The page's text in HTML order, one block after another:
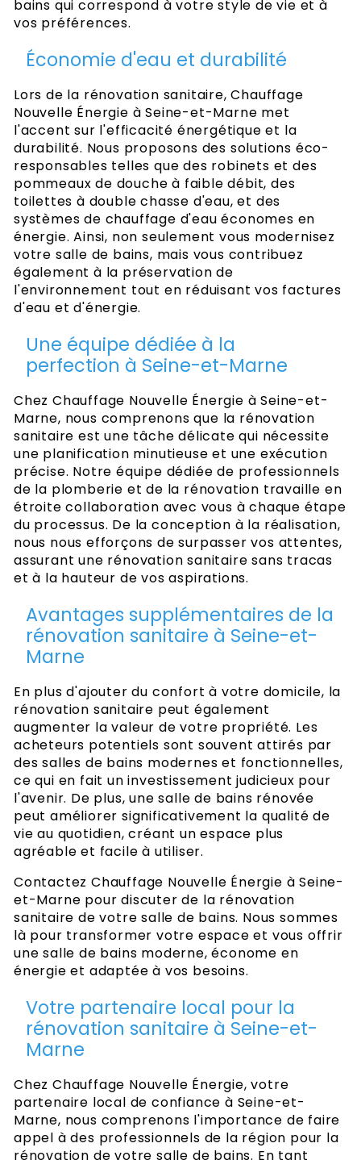
bains qui correspond à votre style de vie et à
vos préférences.
Économie d'eau et durabilité
Lors de la rénovation sanitaire, Chauffage
Nouvelle Énergie à Seine-et-Marne met
l'accent sur l'efficacité énergétique et la
durabilité. Nous proposons des solutions éco-
responsables telles que des robinets et des
pommeaux de douche à faible débit, des
toilettes à double chasse d'eau, et des
systèmes de chauffage d'eau économes en
énergie. Ainsi, non seulement vous modernisez
votre salle de bains, mais vous contribuez
également à la préservation de
l'environnement tout en réduisant vos factures
d'eau et d'énergie.
Une équipe dédiée à la
perfection à Seine-et-Marne
Chez Chauffage Nouvelle Énergie à Seine-et-
Marne, nous comprenons que la rénovation
sanitaire est une tâche délicate qui nécessite
une planification minutieuse et une exécution
précise. Notre équipe dédiée de professionnels
de la plomberie et de la rénovation travaille en
étroite collaboration avec vous à chaque étape
du processus. De la conception à la réalisation,
nous nous efforçons de surpasser vos attentes,
assurant une rénovation sanitaire sans tracas
et à la hauteur de vos aspirations.
Avantages supplémentaires de la
rénovation sanitaire à Seine-et-
Marne
En plus d'ajouter du confort à votre domicile, la
rénovation sanitaire peut également
augmenter la valeur de votre propriété. Les
acheteurs potentiels sont souvent attirés par
des salles de bains modernes et fonctionnelles,
ce qui en fait un investissement judicieux pour
l'avenir. De plus, une salle de bains rénovée
peut améliorer significativement la qualité de
vie au quotidien, créant un espace plus
agréable et facile à utiliser.
Contactez Chauffage Nouvelle Énergie à Seine-
et-Marne pour discuter de la rénovation
sanitaire de votre salle de bains. Nous sommes
là pour transformer votre espace et vous offrir
une salle de bains moderne, économe en
énergie et adaptée à vos besoins.
Votre partenaire local pour la
rénovation sanitaire à Seine-et-
Marne
Chez Chauffage Nouvelle Énergie, votre
partenaire local de confiance à Seine-et-
Marne, nous comprenons l'importance de faire
appel à des professionnels de la région pour la
rénovation de votre salle de bains. En tant